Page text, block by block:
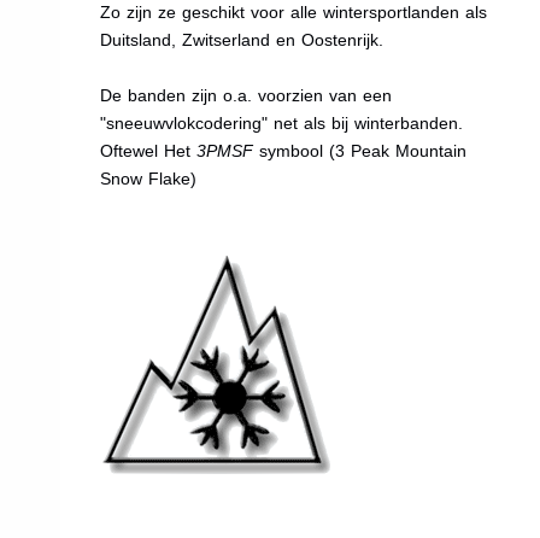
Zo zijn ze geschikt voor alle wintersportlanden als
Duitsland, Zwitserland en Oostenrijk.
De banden zijn o.a. voorzien van een
"sneeuwvlokcodering" net als bij winterbanden.
Oftewel Het3PMSFsymbool (3 Peak Mountain
Snow Flake)